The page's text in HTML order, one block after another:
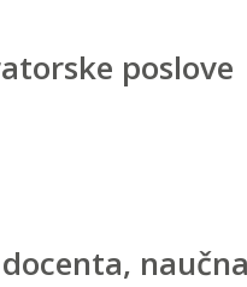
poslove
naučna